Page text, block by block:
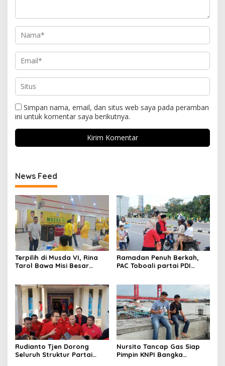
Simpan nama, email, dan situs web saya pada peramban
ini untuk komentar saya berikutnya.
News Feed
Terpilih di Musda VI, Rina
Tarol Bawa Misi Besar
Ramadan Penuh Berkah,
PAC Toboali partai PDI
Rudianto Tjen Dorong
Seluruh Struktur Partai
Nursito Tancap Gas Siap
Pimpin KNPI Bangka